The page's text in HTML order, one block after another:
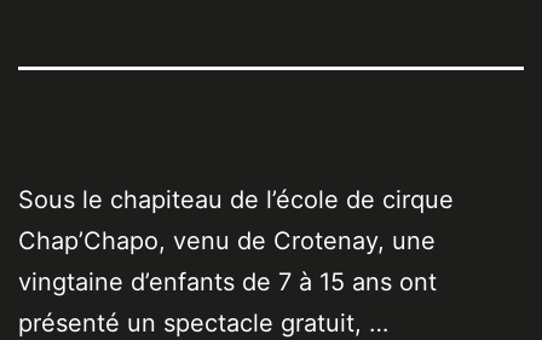
Sous le chapiteau de l’école de cirque
Chap’Chapo, venu de Crotenay, une
vingtaine d’enfants de 7 à 15 ans ont
présenté un spectacle gratuit, …